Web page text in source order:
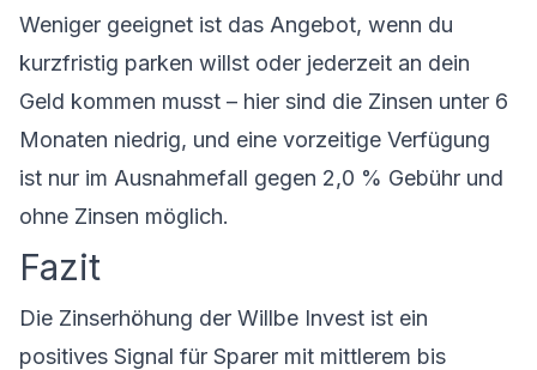
Weniger geeignet ist das Angebot, wenn du
kurzfristig parken willst oder jederzeit an dein
Geld kommen musst – hier sind die Zinsen unter 6
Monaten niedrig, und eine vorzeitige Verfügung
ist nur im Ausnahmefall gegen 2,0 % Gebühr und
ohne Zinsen möglich.
Fazit
Die Zinserhöhung der Willbe Invest ist ein
positives Signal für Sparer mit mittlerem bis